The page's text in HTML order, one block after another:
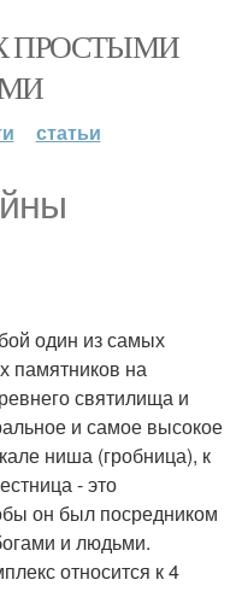
ПРОСТЫМИ
статьи
один из самых
памятников на
святилища и
и самое высокое
ниша (гробница), к
- это
он был посредником
и людьми.
относится к 4